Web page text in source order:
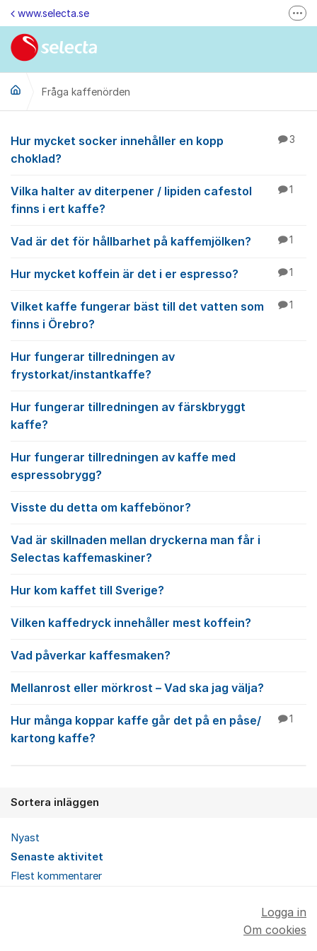
Hoppa till innehåll
www.selecta.se
Kontakta oss
Fråga kaffenörden
Fråga kaffenörden
Hur mycket socker innehåller en kopp
choklad?
3
Vilka halter av diterpener / lipiden cafestol
finns i ert kaffe?
1
Vad är det för hållbarhet på kaffemjölken? 1
Hur mycket koffein är det i er espresso? 1
Vilket kaffe fungerar bäst till det vatten som
finns i Örebro?
1
Hur fungerar tillredningen av
frystorkat/instantkaffe?
Hur fungerar tillredningen av färskbryggt
kaffe?
Hur fungerar tillredningen av kaffe med
espressobrygg?
Visste du detta om kaffebönor?
Vad är skillnaden mellan dryckerna man får i
Selectas kaffemaskiner?
Hur kom kaffet till Sverige?
Vilken kaffedryck innehåller mest koffein?
Vad påverkar kaffesmaken?
Mellanrost eller mörkrost – Vad ska jag välja?
Hur många koppar kaffe går det på en påse/
kartong kaffe?
1
Sortera inläggen
Nyast
Senaste aktivitet
Flest kommentarer
Logga in
Om cookies